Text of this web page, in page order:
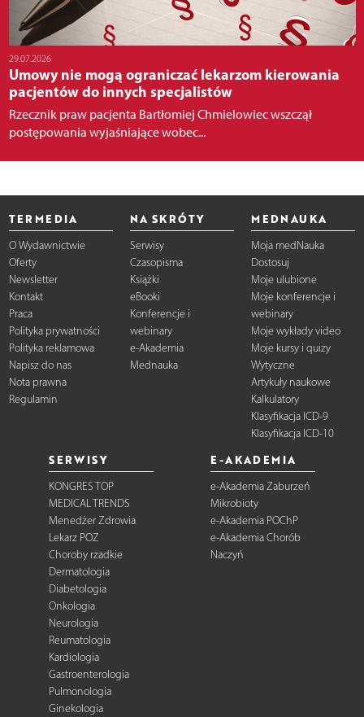
29.07.2026
Umowy nie mogą ograniczać lekarzom kierowania
pacjentów do innych specjalistów
Rzecznik praw pacjenta Bartłomiej Chmielowiec wszczął
postępowania wyjaśniające wobec...
TERMEDIA
O Wydawnictwie
Oferty
Newsletter
Kontakt
Praca
Polityka prywatności
Polityka reklamowa
Napisz do nas
Nota prawna
Regulamin
NA SKRÓTY
Serwisy
Czasopisma
Książki
eBooki
Konferencje i
webinary
e-Akademia
Mednauka
MEDNAUKA
Moja medNauka
Dostosuj
Moje ulubione
Moje konferencje i
webinary
Moje wykłady video
Moje kursy i quizy
Wytyczne
Artykuły naukowe
Kalkulatory
Klasyfikacja ICD-9
Klasyfikacja ICD-10
SERWISY
KONGRES TOP
MEDICAL TRENDS
Menedżer Zdrowia
Lekarz POZ
Choroby rzadkie
Dermatologia
Diabetologia
Onkologia
Neurologia
Reumatologia
Kardiologia
Gastroenterologia
Pulmonologia
Ginekologia
E-AKADEMIA
e-Akademia Zaburzeń
Mikrobioty
e-Akademia POChP
e-Akademia Chorób
Naczyń